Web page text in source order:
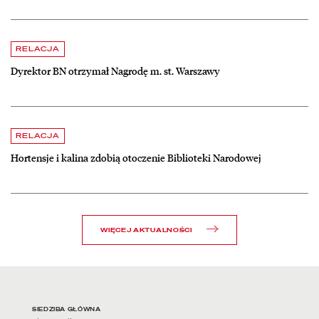
RELACJA
Dyrektor BN otrzymał Nagrodę m. st. Warszawy
czytaj więcej o Dyrektor BN otrzymał Nagrodę m. st. Warszawy
RELACJA
Hortensje i kalina zdobią otoczenie Biblioteki Narodowej
czytaj więcej o Hortensje i kalina zdobią otoczenie Biblioteki
WIĘCEJ AKTUALNOŚCI
SIEDZIBA GŁÓWNA